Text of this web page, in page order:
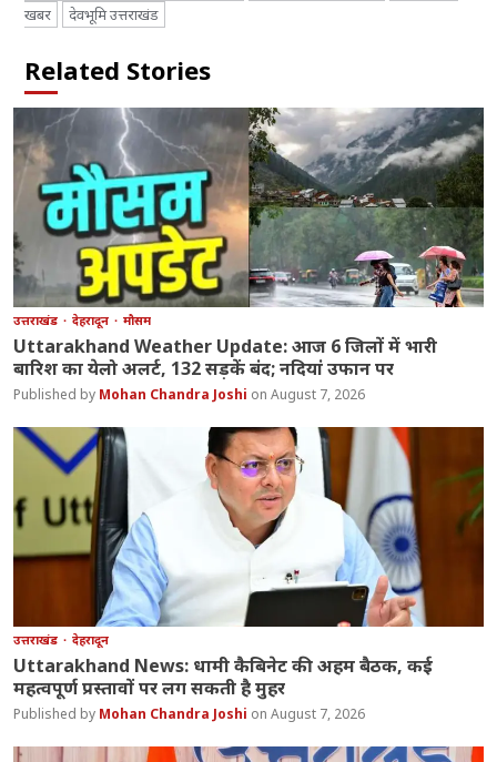
खबर
देवभूमि उत्तराखंड
Related Stories
उत्तराखंड देहरादून मौसम
Uttarakhand Weather Update: आज 6 जिलों में भारी
बारिश का येलो अलर्ट, 132 सड़कें बंद; नदियां उफान पर
Mohan Chandra Joshi August 7, 2026
उत्तराखंड देहरादून
Uttarakhand News: धामी कैबिनेट की अहम बैठक, कई
महत्वपूर्ण प्रस्तावों पर लग सकती है मुहर
Mohan Chandra Joshi August 7, 2026